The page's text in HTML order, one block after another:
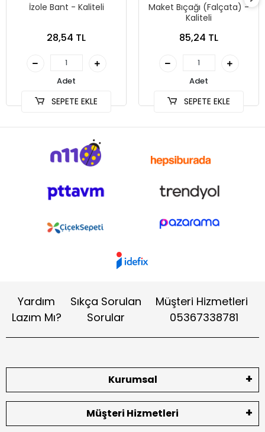
İzole Bant - Kaliteli
28,54 TL
Adet
SEPETE EKLE
Maket Bıçağı (Falçata) -
Kaliteli
85,24 TL
Adet
SEPETE EKLE
Yardım
Lazım Mı?
Sıkça Sorulan
Sorular
Müşteri Hizmetleri
05367338781
Kurumsal
Müşteri Hizmetleri